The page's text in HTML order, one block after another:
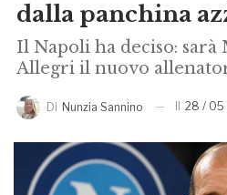
dalla panchina
Il Napoli ha deciso: sarà
Allegri il nuovo
Di Nunzia Sannino 28 / 05